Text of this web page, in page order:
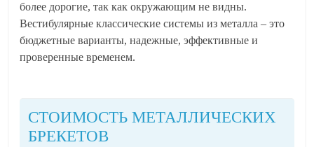
более дорогие, так как окружающим не видны.
Вестибулярные классические системы из металла – это
бюджетные варианты, надежные, эффективные и
проверенные временем.
СТОИМОСТЬ МЕТАЛЛИЧЕСКИХ
БРЕКЕТОВ